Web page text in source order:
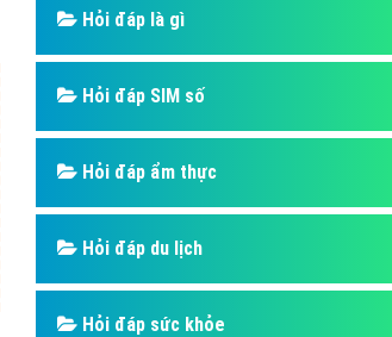
Hỏi đáp quảng cáo TVC
Hỏi đáp quảng cáo mobile
Hỏi đáp quảng cáo Online
Hỏi đáp quảng cáo Skype
Hỏi đáp Domain & Hosting
Hỏi đáp là gì
Hỏi đáp SIM số
Hỏi đáp ẩm thực
Hỏi đáp du lịch
Hỏi đáp sức khỏe